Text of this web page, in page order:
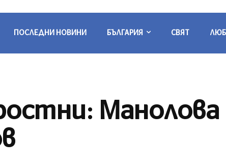
ПОСЛЕДНИ НОВИНИ БЪЛГАРИЯ СВЯТ